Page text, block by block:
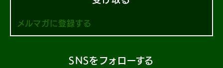
メルマガに登録する
SNSをフォローする